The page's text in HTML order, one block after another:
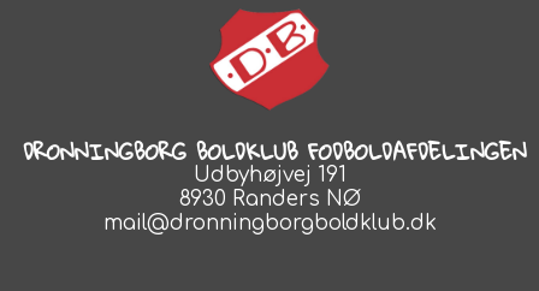
DRONNINGBORG BOLDKLUB FODBOLDAFDELINGEN
Udbyhøjvej 191
8930 Randers NØ
mail@dronningborgboldklub.dk